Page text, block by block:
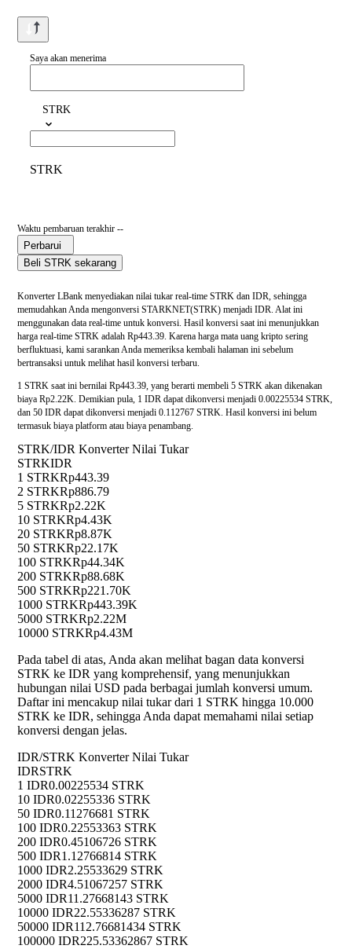
Saya akan menerima
STRK
STRK
Waktu pembaruan terakhir --
Perbarui
Beli STRK sekarang
Konverter LBank menyediakan nilai tukar real-time STRK dan IDR, sehingga
memudahkan Anda mengonversi STARKNET(STRK) menjadi IDR. Alat ini
menggunakan data real-time untuk konversi. Hasil konversi saat ini menunjukkan
harga real-time STRK adalah Rp443.39. Karena harga mata uang kripto sering
berfluktuasi, kami sarankan Anda memeriksa kembali halaman ini sebelum
bertransaksi untuk melihat hasil konversi terbaru.
1 STRK saat ini bernilai Rp443.39, yang berarti membeli 5 STRK akan dikenakan
biaya Rp2.22K. Demikian pula, 1 IDR dapat dikonversi menjadi 0.00225534 STRK,
dan 50 IDR dapat dikonversi menjadi 0.112767 STRK. Hasil konversi ini belum
termasuk biaya platform atau biaya penambang.
STRK/IDR Konverter Nilai Tukar
STRKIDR
1 STRKRp443.39
2 STRKRp886.79
5 STRKRp2.22K
10 STRKRp4.43K
20 STRKRp8.87K
50 STRKRp22.17K
100 STRKRp44.34K
200 STRKRp88.68K
500 STRKRp221.70K
1000 STRKRp443.39K
5000 STRKRp2.22M
10000 STRKRp4.43M
Pada tabel di atas, Anda akan melihat bagan data konversi
STRK ke IDR yang komprehensif, yang menunjukkan
hubungan nilai USD pada berbagai jumlah konversi umum.
Daftar ini mencakup nilai tukar dari 1 STRK hingga 10.000
STRK ke IDR, sehingga Anda dapat memahami nilai setiap
konversi dengan jelas.
IDR/STRK Konverter Nilai Tukar
IDRSTRK
1 IDR0.00225534 STRK
10 IDR0.02255336 STRK
50 IDR0.11276681 STRK
100 IDR0.22553363 STRK
200 IDR0.45106726 STRK
500 IDR1.12766814 STRK
1000 IDR2.25533629 STRK
2000 IDR4.51067257 STRK
5000 IDR11.27668143 STRK
10000 IDR22.55336287 STRK
50000 IDR112.76681434 STRK
100000 IDR225.53362867 STRK